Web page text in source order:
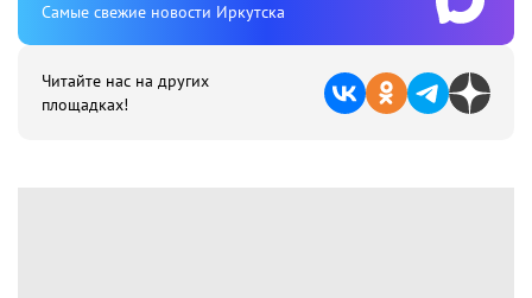
Cамые свежие новости Иркутска
Читайте нас на других
площадках!